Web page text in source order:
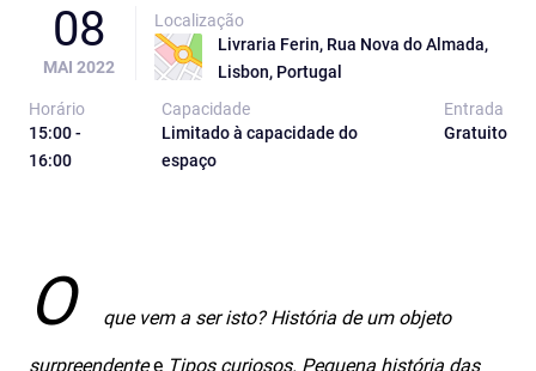
08
MAI 2022
Localização
Livraria Ferin, Rua Nova do Almada,
Lisbon, Portugal
Horário
15:00 -
16:00
Capacidade
Limitado à capacidade do
espaço
Entrada
Gratuito
O que vem a ser isto? História de um objeto
surpreendentee Tipos curiosos. Pequena história das